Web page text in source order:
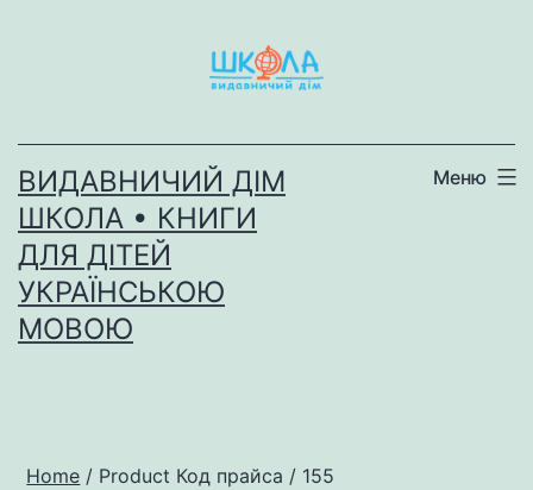
ВИДАВНИЧИЙ ДІМ
ШКОЛА • КНИГИ
ДЛЯ ДІТЕЙ
УКРАЇНСЬКОЮ
МОВОЮ
Меню
Home / Product Код прайса / 155